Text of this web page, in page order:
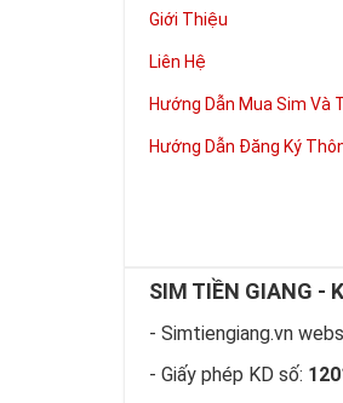
Giới Thiệu
Liên Hệ
Hướng Dẫn Mua Sim Và
Hướng Dẫn Đăng Ký
SIM TIỀN GIANG -
- Simtiengiang.vn
- Giấy phép KD số: